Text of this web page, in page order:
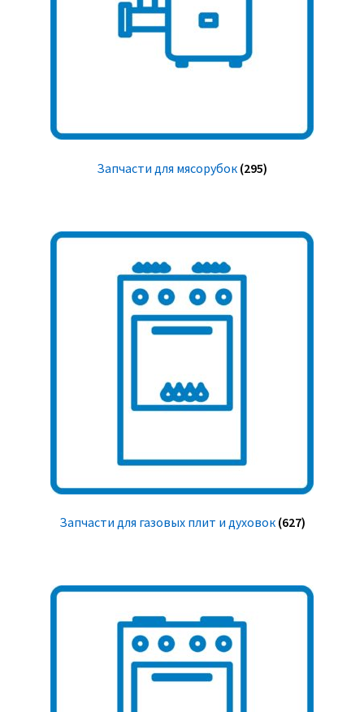
Запчасти для мясорубок (295)
Запчасти для газовых плит и духовок (627)